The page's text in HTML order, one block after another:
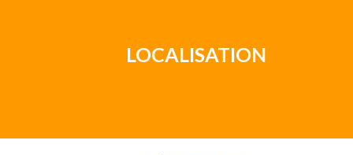
LOCALISATION